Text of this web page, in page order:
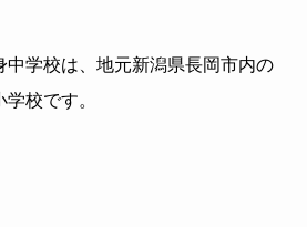
中学校は、地元新潟県長岡市内の
校です。